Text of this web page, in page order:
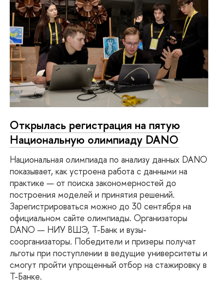
Открылась регистрация на пятую
Национальную олимпиаду DANO
Национальная олимпиада по анализу данных DANO
показывает, как устроена работа с данными на
практике — от поиска закономерностей до
построения моделей и принятия решений.
Зарегистрироваться можно до 30 сентября на
официальном сайте олимпиады. Организаторы
DANO — НИУ ВШЭ, Т-Банк и вузы-
соорганизаторы. Победители и призеры получат
льготы при поступлении в ведущие университеты и
смогут пройти упрощенный отбор на стажировку в
Т-Банке.